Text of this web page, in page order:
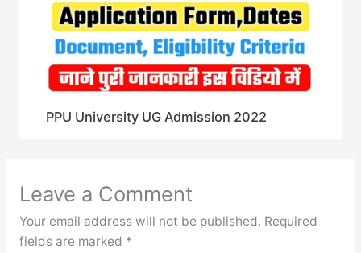
PPU University UG Admission 2022
Leave a Comment
Your email address will not be published. Required
fields are marked *